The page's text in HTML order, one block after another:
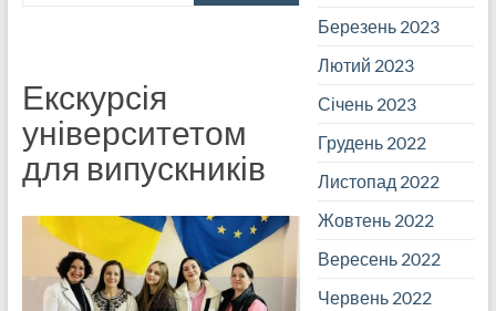
Екскурсія
університетом
для випускників
Березень 2023
Лютий 2023
Січень 2023
Грудень 2022
Листопад 2022
Жовтень 2022
Вересень 2022
Червень 2022